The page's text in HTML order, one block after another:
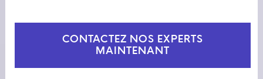
CONTACTEZ NOS EXPERTS
MAINTENANT